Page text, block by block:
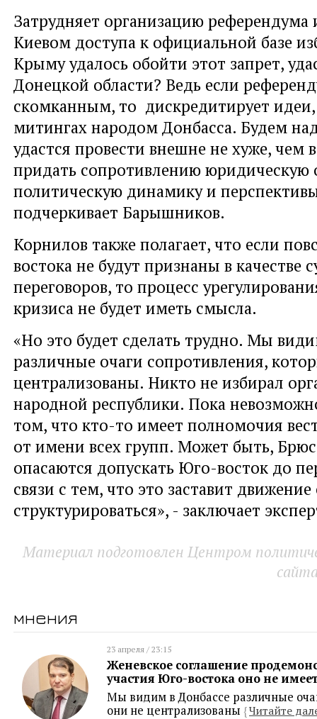
Затрудняет организацию референдума
Киевом доступа к официальной базе
Крыму удалось обойти этот запрет,
Донецкой области? Ведь если
скомканным, то дискредитирует
митингах народом Донбасса. Будем
удастся провести внешне не хуже, чем
придать сопротивлению юридическую
политическую динамику и
подчеркивает Барышников.
Корнилов также полагает, что если
востока не будут признаны в качестве
переговоров, то процесс
кризиса не будет иметь смысла.
«Но это будет сделать трудно. Мы
различные очаги сопротивления,
централизованы. Никто не избирал
народной республики. Пока
том, что кто-то имеет полномочия
от имени всех групп. Может быть,
опасаются допускать Юго-восток до
связи с тем, что это заставит
структурироваться», - заключает
Материал подготовлен Центром
мнения
23 апреля / 23:15
Женевское соглашение
участия Юго-востока оно не
Мы видим в Донбассе различные
они не централизованы {Читайте